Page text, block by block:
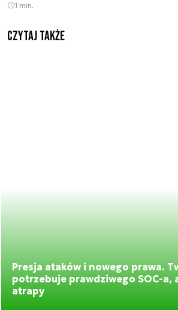
1 min.
Czytaj także
Presja ataków i nowego prawa.
potrzebuje prawdziwego SOC-a,
atrapy